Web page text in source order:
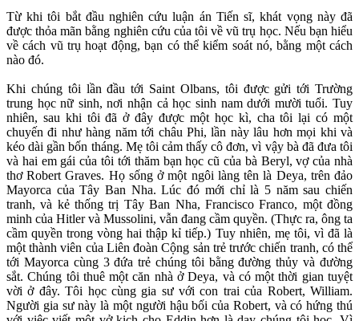
Từ khi tôi bắt đầu nghiên cứu luận án Tiến sĩ, khát vọng này đã
được thỏa mãn bằng nghiên cứu của tôi về vũ trụ học. Nếu bạn hiểu
về cách vũ trụ hoạt động, bạn có thể kiểm soát nó, bằng một cách
nào đó.
Khi chúng tôi lần đầu tới Saint Olbans, tôi được gửi tới Trường
trung học nữ sinh, nơi nhận cả học sinh nam dưới mười tuổi. Tuy
nhiên, sau khi tôi đã ở đây được một học kì, cha tôi lại có một
chuyến đi như hàng năm tới châu Phi, lần này lâu hơn mọi khi và
kéo dài gần bốn tháng. Mẹ tôi cảm thấy cô đơn, vì vậy bà đã đưa tôi
và hai em gái của tôi tới thăm bạn học cũ của bà Beryl, vợ của nhà
thơ Robert Graves. Họ sống ở một ngôi làng tên là Deya, trên đảo
Mayorca của Tây Ban Nha. Lúc đó mới chỉ là 5 năm sau chiến
tranh, và kẻ thống trị Tây Ban Nha, Francisco Franco, một đồng
minh của Hitler và Mussolini, vẫn đang cầm quyền. (Thực ra, ông ta
cầm quyền trong vòng hai thập kỉ tiếp.) Tuy nhiên, mẹ tôi, vì đã là
một thành viên của Liên đoàn Cộng sản trẻ trước chiến tranh, có thể
tới Mayorca cùng 3 đứa trẻ chúng tôi bằng đường thủy và đường
sắt. Chúng tôi thuê một căn nhà ở Deya, và có một thời gian tuyệt
vời ở đây. Tôi học cùng gia sư với con trai của Robert, William.
Người gia sư này là một người hậu bối của Robert, và có hứng thú